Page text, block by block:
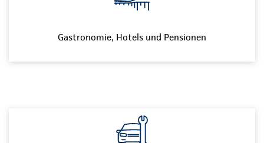
Gastronomie, Hotels und Pensionen